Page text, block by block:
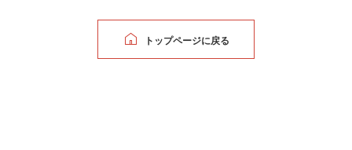
トップページに戻る